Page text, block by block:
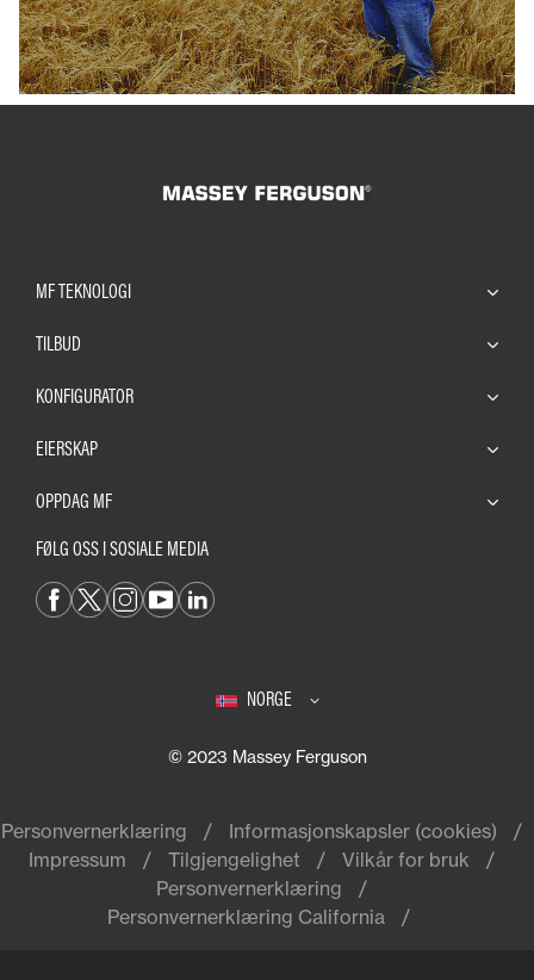
MF TEKNOLOGI
TILBUD
KONFIGURATOR
EIERSKAP
OPPDAG MF
FØLG OSS I SOSIALE MEDIA
NORGE
© 2023 Massey Ferguson
Personvernerklæring
Informasjonskapsler (cookies)
Impressum
Tilgjengelighet
Vilkår for bruk
Personvernerklæring
Personvernerklæring California